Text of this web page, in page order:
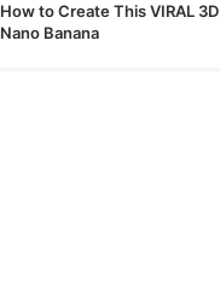
How to Create This VIRAL
Nano Banana